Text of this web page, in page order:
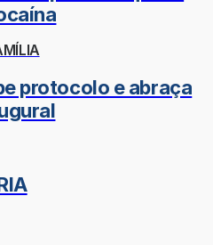
protocolo e abraça